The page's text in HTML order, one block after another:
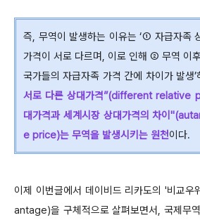
즉, 무역이 발생하는 이유는 ‘① 자급자족
가격이 서로 다르며, 이로 인해 ② 무역 이
국가들의 자급자족 가격 간에 차이가 발생
서로 다른 상대가격”(different relative
대가격과 세계시장 상대가격의 차이
e price)는 무역을 발생시키는 원천이다.
이제 이번글에서 데이비드 리카도의 '비교
antage)을 구체적으로 살펴보면서, 국제무